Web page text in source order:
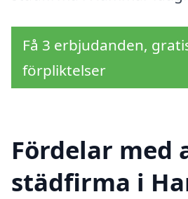
Få 3 erbjudanden,
förpliktelser
Fördelar med
städfirma i